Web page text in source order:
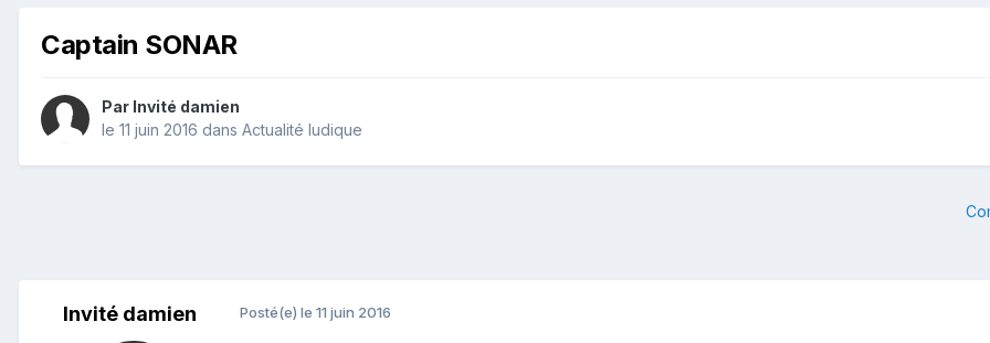
Captain SONAR
Par Invité damien
le 11 juin 2016 dans Actualité ludique
Invité damien Posté(e) le 11 juin 2016